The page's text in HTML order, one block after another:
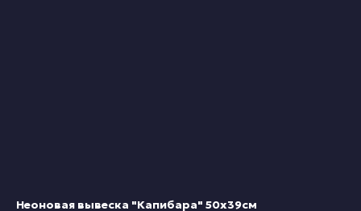
Неоновая вывеска "Капибара" 50х39см